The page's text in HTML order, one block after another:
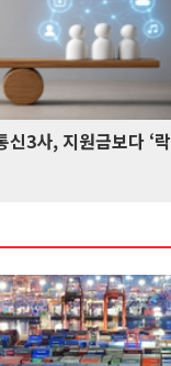
3사, 지원금보다 ‘락